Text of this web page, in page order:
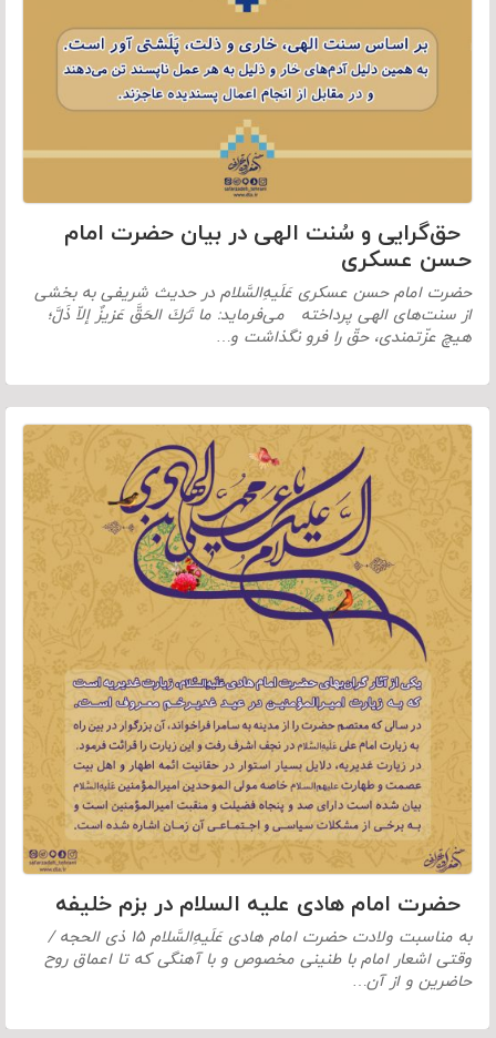
حق‌گرایی و سُنت الهی در بیان حضرت امام
حسن عسکری
حضرت امام حسن عسکری عَلَیهِ‌السَّلام در حدیث شریفی به بخشی
از سنت‌های الهی پرداخته می‌فرماید: ما تَرَكَ الحَقَّ عَزیزٌ إلاّ ذَلَّ؛
هیچ عزّتمندى، حقّ را فرو نگذاشت و…
حضرت امام هادی علیه السلام در بزم خلیفه
به مناسبت ولادت حضرت امام هادی عَلَیهِ‌السَّلام ۱۵ ذی الحجه /
وقتی اشعار امام با طنینی مخصوص و با آهنگی که تا اعماق روح
حاضرین و از آن…